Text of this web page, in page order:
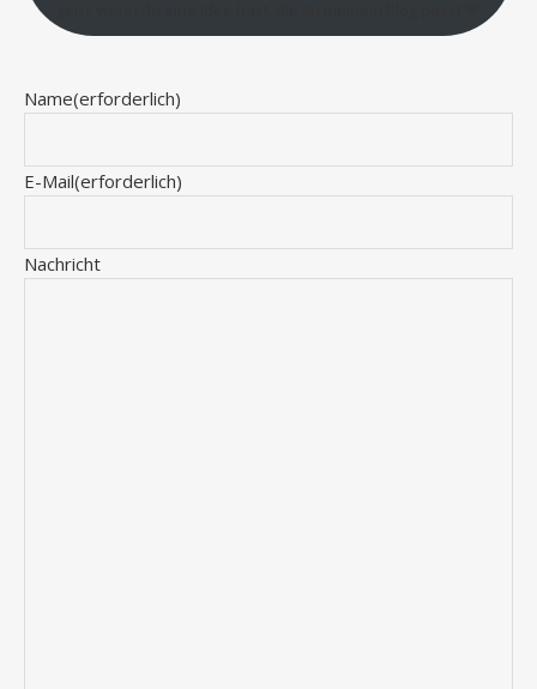
Name(erforderlich)
E-Mail(erforderlich)
Nachricht